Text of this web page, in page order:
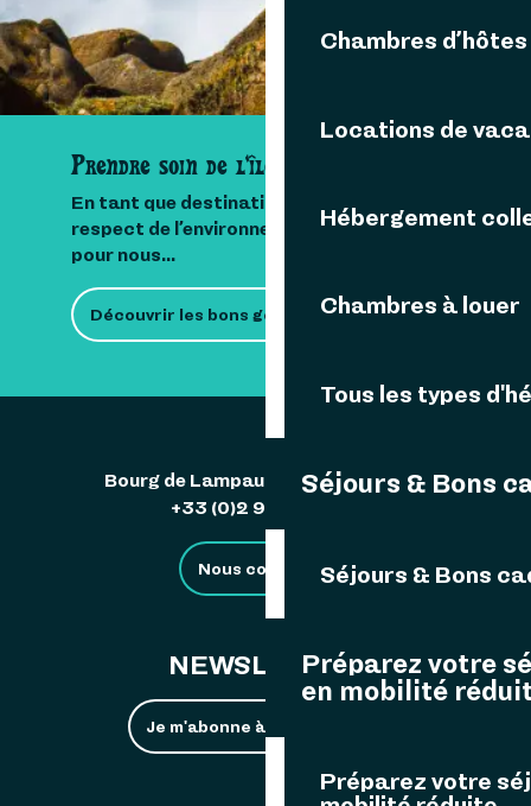
Chambres d’hôtes
Locations de
Hébergement
Chambres à louer
Tous les types
Séjours & Bons
Séjours & Bons
Préparez votre
en mobilité
Préparez votre
CHRISTOPHE
Prendre soin de l'île
En tant que destination insulaire, le
respect de l’environnement est important
pour nous...
Découvrir les bons gestes
Bourg de Lampaul 29242 Ouessant
+33 (0)2 98 48 85 83
Nous contacter
NEWSLETTER
Je m'abonne à la newsletter